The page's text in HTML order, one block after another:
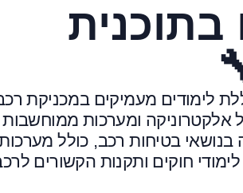
לימודים מעמיקים במכניקת
אלקטרוניקה ומערכות ממוחשבות
בטיחות רכב, כולל
חוקים ותקנות הקשורים